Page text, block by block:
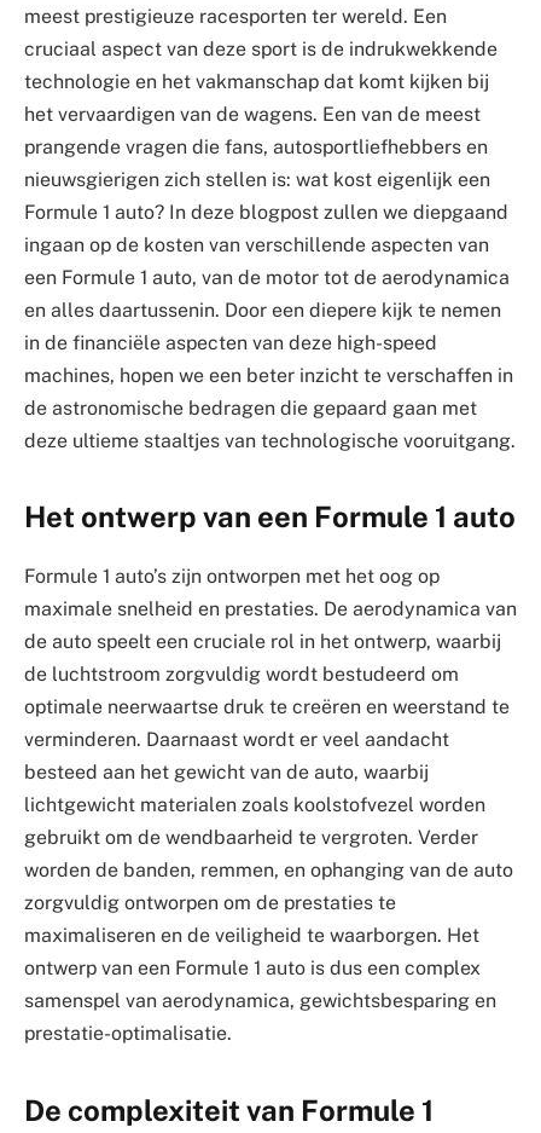
meest prestigieuze racesporten ter wereld. Een
cruciaal aspect van deze sport is de indrukwekkende
technologie en het vakmanschap dat komt kijken bij
het vervaardigen van de wagens. Een van de meest
prangende vragen die fans, autosportliefhebbers en
nieuwsgierigen zich stellen is: wat kost eigenlijk een
Formule 1 auto? In deze blogpost zullen we diepgaand
ingaan op de kosten van verschillende aspecten van
een Formule 1 auto, van de motor tot de aerodynamica
en alles daartussenin. Door een diepere kijk te nemen
in de financiële aspecten van deze high-speed
machines, hopen we een beter inzicht te verschaffen in
de astronomische bedragen die gepaard gaan met
deze ultieme staaltjes van technologische vooruitgang.
Het ontwerp van een Formule 1 auto
Formule 1 auto’s zijn ontworpen met het oog op
maximale snelheid en prestaties. De aerodynamica van
de auto speelt een cruciale rol in het ontwerp, waarbij
de luchtstroom zorgvuldig wordt bestudeerd om
optimale neerwaartse druk te creëren en weerstand te
verminderen. Daarnaast wordt er veel aandacht
besteed aan het gewicht van de auto, waarbij
lichtgewicht materialen zoals koolstofvezel worden
gebruikt om de wendbaarheid te vergroten. Verder
worden de banden, remmen, en ophanging van de auto
zorgvuldig ontworpen om de prestaties te
maximaliseren en de veiligheid te waarborgen. Het
ontwerp van een Formule 1 auto is dus een complex
samenspel van aerodynamica, gewichtsbesparing en
prestatie-optimalisatie.
De complexiteit van Formule 1